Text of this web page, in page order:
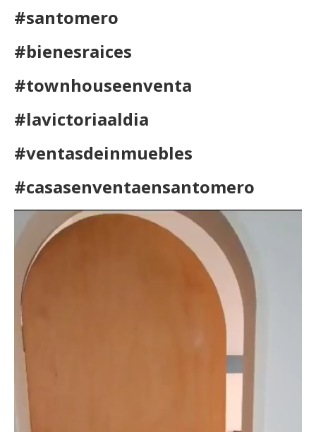
#santomero
#bienesraices
#townhouseenventa
#lavictoriaaldia
#ventasdeinmuebles
#casasenventaensantomero